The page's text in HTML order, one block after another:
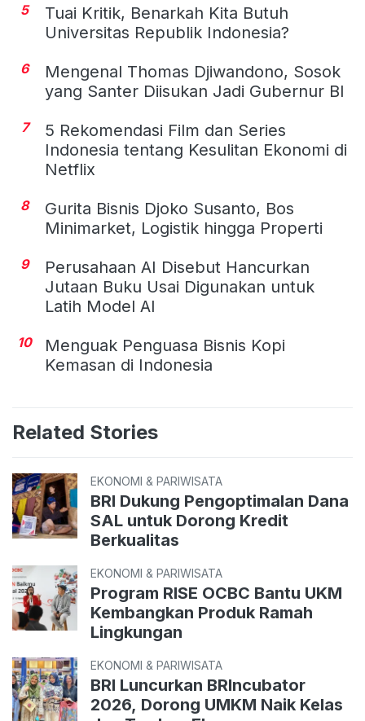
5
Tuai Kritik, Benarkah Kita Butuh
Universitas Republik Indonesia?
6
Mengenal Thomas Djiwandono, Sosok
yang Santer Diisukan Jadi Gubernur BI
7
5 Rekomendasi Film dan Series
Indonesia tentang Kesulitan Ekonomi di
Netflix
8
Gurita Bisnis Djoko Susanto, Bos
Minimarket, Logistik hingga Properti
9
Perusahaan AI Disebut Hancurkan
Jutaan Buku Usai Digunakan untuk
Latih Model AI
10
Menguak Penguasa Bisnis Kopi
Kemasan di Indonesia
Related Stories
EKONOMI & PARIWISATA
BRI Dukung Pengoptimalan Dana
SAL untuk Dorong Kredit
Berkualitas
EKONOMI & PARIWISATA
Program RISE OCBC Bantu UKM
Kembangkan Produk Ramah
Lingkungan
EKONOMI & PARIWISATA
BRI Luncurkan BRIncubator
2026, Dorong UMKM Naik Kelas